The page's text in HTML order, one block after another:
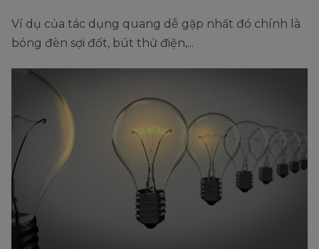
Ví dụ của tác dụng quang dễ gặp nhất đó chính là
bóng đèn sợi đốt, bút thử điện,...